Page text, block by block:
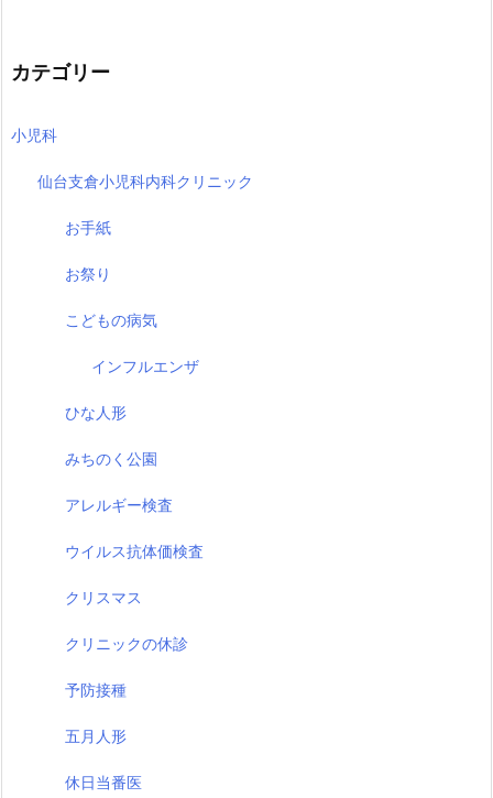
カテゴリー
小児科
仙台支倉小児科内科クリニック
お手紙
お祭り
こどもの病気
インフルエンザ
ひな人形
みちのく公園
アレルギー検査
ウイルス抗体価検査
クリスマス
クリニックの休診
予防接種
五月人形
休日当番医